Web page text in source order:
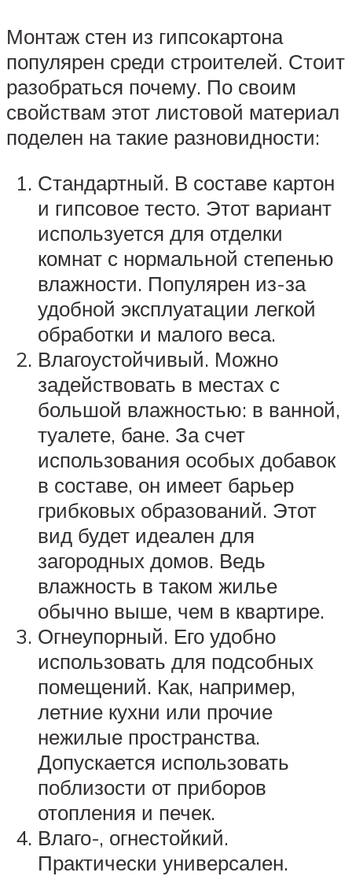
Монтаж стен из гипсокартона
популярен среди строителей. Стоит
разобраться почему. По своим
свойствам этот листовой материал
поделен на такие разновидности:
Стандартный. В составе картон
и гипсовое тесто. Этот вариант
используется для отделки
комнат с нормальной степенью
влажности. Популярен из-за
удобной эксплуатации легкой
обработки и малого веса.
Влагоустойчивый. Можно
задействовать в местах с
большой влажностью: в ванной,
туалете, бане. За счет
использования особых добавок
в составе, он имеет барьер
грибковых образований. Этот
вид будет идеален для
загородных домов. Ведь
влажность в таком жилье
обычно выше, чем в квартире.
Огнеупорный. Его удобно
использовать для подсобных
помещений. Как, например,
летние кухни или прочие
нежилые пространства.
Допускается использовать
поблизости от приборов
отопления и печек.
Влаго-, огнестойкий.
Практически универсален.